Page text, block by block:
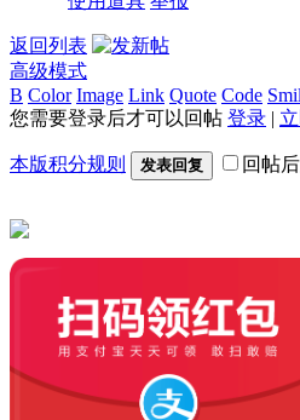
返回列表
高级模式
B Color Image Link Quote Code
您需要登录后才可以回帖 登录 |
本版积分规则 发表回复 回帖